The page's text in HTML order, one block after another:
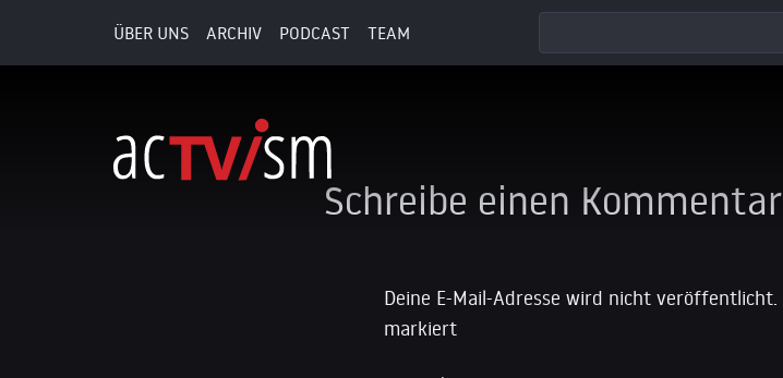
ÜBER UNS ARCHIV PODCAST TEAM
3. Juli 2019
Schreibe einen Kommentar
Deine E-Mail-Adresse wird nicht veröffentlicht.
markiert